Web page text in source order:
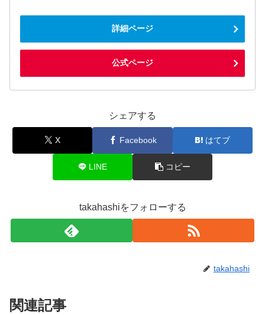
詳細ページ
公式ページ
シェアする
X Facebook はてブ
LINE コピー
takahashiをフォローする
takahashi
関連記事